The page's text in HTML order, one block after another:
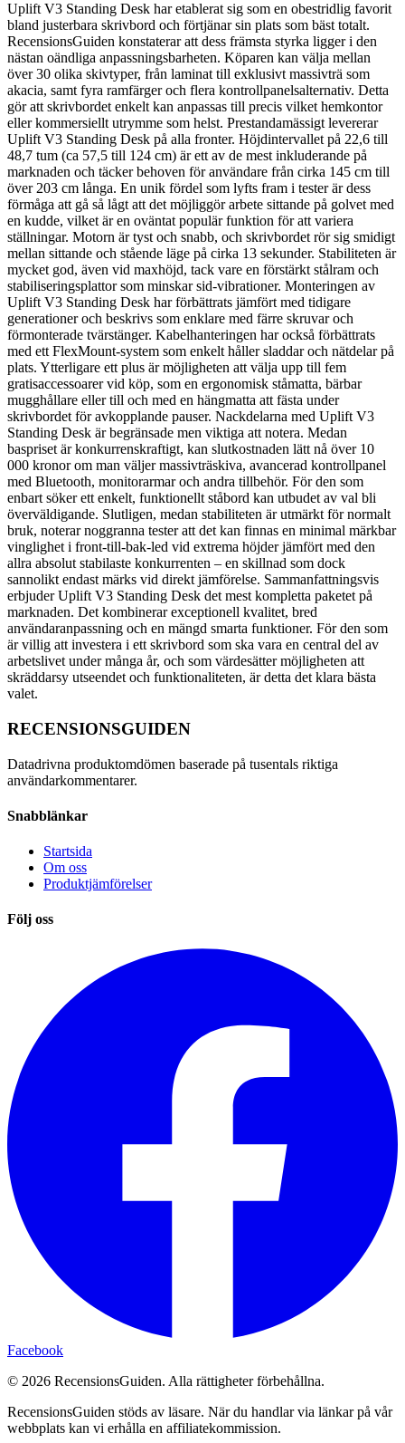
Uplift V3 Standing Desk har etablerat sig som en obestridlig favorit
bland justerbara skrivbord och förtjänar sin plats som bäst totalt.
RecensionsGuiden konstaterar att dess främsta styrka ligger i den
nästan oändliga anpassningsbarheten. Köparen kan välja mellan
över 30 olika skivtyper, från laminat till exklusivt massivträ som
akacia, samt fyra ramfärger och flera kontrollpanelsalternativ. Detta
gör att skrivbordet enkelt kan anpassas till precis vilket hemkontor
eller kommersiellt utrymme som helst. Prestandamässigt levererar
Uplift V3 Standing Desk på alla fronter. Höjdintervallet på 22,6 till
48,7 tum (ca 57,5 till 124 cm) är ett av de mest inkluderande på
marknaden och täcker behoven för användare från cirka 145 cm till
över 203 cm långa. En unik fördel som lyfts fram i tester är dess
förmåga att gå så lågt att det möjliggör arbete sittande på golvet med
en kudde, vilket är en oväntat populär funktion för att variera
ställningar. Motorn är tyst och snabb, och skrivbordet rör sig smidigt
mellan sittande och stående läge på cirka 13 sekunder. Stabiliteten är
mycket god, även vid maxhöjd, tack vare en förstärkt stålram och
stabiliseringsplattor som minskar sid-vibrationer. Monteringen av
Uplift V3 Standing Desk har förbättrats jämfört med tidigare
generationer och beskrivs som enklare med färre skruvar och
förmonterade tvärstänger. Kabelhanteringen har också förbättrats
med ett FlexMount-system som enkelt håller sladdar och nätdelar på
plats. Ytterligare ett plus är möjligheten att välja upp till fem
gratisaccessoarer vid köp, som en ergonomisk ståmatta, bärbar
mugghållare eller till och med en hängmatta att fästa under
skrivbordet för avkopplande pauser. Nackdelarna med Uplift V3
Standing Desk är begränsade men viktiga att notera. Medan
baspriset är konkurrenskraftigt, kan slutkostnaden lätt nå över 10
000 kronor om man väljer massivträskiva, avancerad kontrollpanel
med Bluetooth, monitorarmar och andra tillbehör. För den som
enbart söker ett enkelt, funktionellt ståbord kan utbudet av val bli
överväldigande. Slutligen, medan stabiliteten är utmärkt för normalt
bruk, noterar noggranna tester att det kan finnas en minimal märkbar
vinglighet i front-till-bak-led vid extrema höjder jämfört med den
allra absolut stabilaste konkurrenten – en skillnad som dock
sannolikt endast märks vid direkt jämförelse. Sammanfattningsvis
erbjuder Uplift V3 Standing Desk det mest kompletta paketet på
marknaden. Det kombinerar exceptionell kvalitet, bred
användaranpassning och en mängd smarta funktioner. För den som
är villig att investera i ett skrivbord som ska vara en central del av
arbetslivet under många år, och som värdesätter möjligheten att
skräddarsy utseendet och funktionaliteten, är detta det klara bästa
valet.
RECENSIONSGUIDEN
Datadrivna produktomdömen baserade på tusentals riktiga
användarkommentarer.
Snabblänkar
Startsida
Om oss
Produktjämförelser
Följ oss
Facebook
© 2026 RecensionsGuiden. Alla rättigheter förbehållna.
RecensionsGuiden stöds av läsare. När du handlar via länkar på vår
webbplats kan vi erhålla en affiliatekommission.